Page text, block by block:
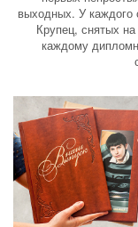
выходных. У каждого
Крупец, снятых
каждому